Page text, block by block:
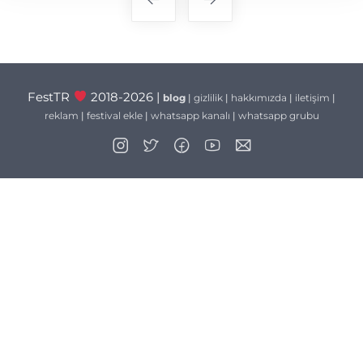
FestTR 2018-2026 | blog| gizlilik| hakkımızda | iletişim |
reklam | festival ekle| whatsapp kanalı | whatsapp grubu